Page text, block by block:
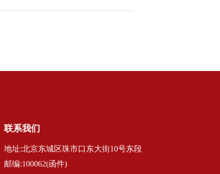
联系我们
地址:北京东城区珠市口东大街10号东段
邮编:100062(函件)